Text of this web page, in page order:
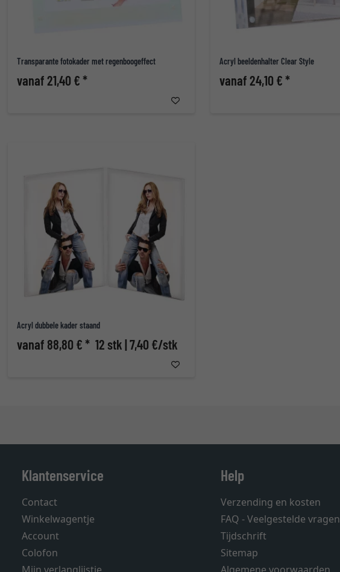
Transparante fotokader met regenboogeffect
vanaf 21,40 € *
Acryl beeldenhalter Clear Style
vanaf 24,10 € *
Acryl dubbele kader staand
vanaf 88,80 € * 12 stk | 7,40 €/stk
Klantenservice
Contact
Winkelwagentje
Account
Colofon
Help
Verzending en kosten
FAQ - Veelgestelde vragen
Tijdschrift
Sitemap